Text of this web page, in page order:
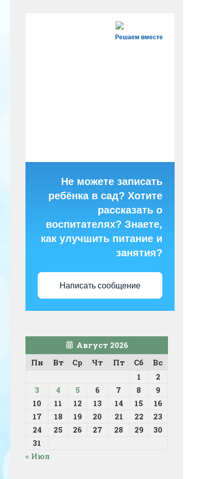
Решаем вместе
Не можете записать
ребёнка в сад? Хотите
рассказать о
воспитателях? Знаете,
как улучшить питание и
занятия?
Написать сообщение
Август 2026
Пн
Вт Ср Чт Пт Сб
Вс
1
2
3
4 5 6 7 8
9
10
11 12 13 14 15
16
17
18 19 20 21 22
23
24
25 26 27 28 29
30
31
« Июл